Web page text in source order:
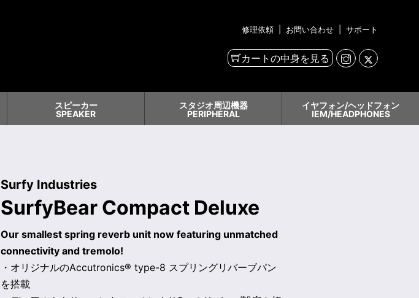
修理依頼 お問い合わせ サポート
カートの中身を見る
スピーカー
SPEAKER
スタジオ周辺機器
PERIPHERAL
イヤフォン/ヘッドフォン
IEM/HEADPHONES
Surfy Industries
SurfyBear Compact Deluxe
Our smallest spring reverb unit now featuring unmatched
connectivity and tremolo!
・オリジナルのAccutronics® type-8 スプリングリバーブパン
を搭載